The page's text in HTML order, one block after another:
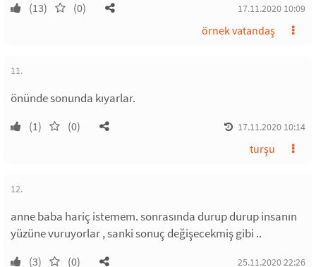
(13) (0) 17.11.2020 10:09
örnek vatandaş
11.
önünde sonunda kıyarlar.
(1) (0) 17.11.2020 10:14
turşu
12.
anne baba hariç istemem. sonrasında durup durup insanın
yüzüne vuruyorlar , sanki sonuç değişecekmiş gibi ..
(3) (0) 25.11.2020 22:26